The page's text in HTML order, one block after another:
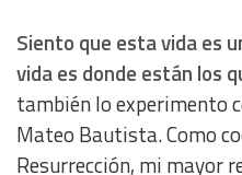
Siento que esta vida es
vida es donde están los
también lo experimento
Mateo Bautista. Como
Resurrección, mi mayor
IAB Special Features:
Use precise geolocation data
Identify devices based on